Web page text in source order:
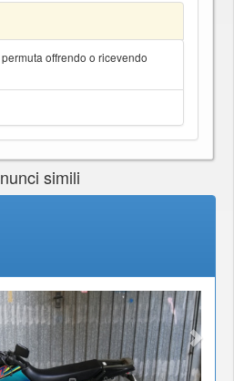
offrendo o ricevendo
simili